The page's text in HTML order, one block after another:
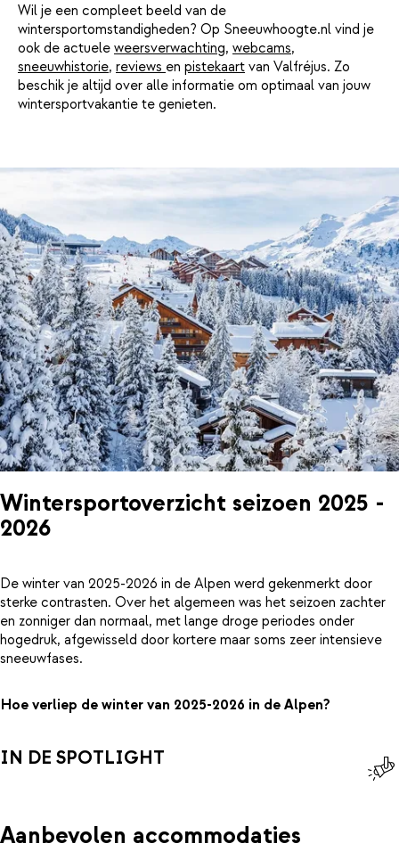
Wil je een compleet beeld van de
wintersportomstandigheden? Op Sneeuwhoogte.nl vind je
ook de actuele weersverwachting, webcams,
sneeuwhistorie, reviews en pistekaart van Valfréjus. Zo
beschik je altijd over alle informatie om optimaal van jouw
wintersportvakantie te genieten.
Wintersportoverzicht seizoen 2025 -
2026
De winter van 2025-2026 in de Alpen werd gekenmerkt door
sterke contrasten. Over het algemeen was het seizoen zachter
en zonniger dan normaal, met lange droge periodes onder
hogedruk, afgewisseld door kortere maar soms zeer intensieve
sneeuwfases.
Hoe verliep de winter van 2025-2026 in de Alpen?
IN DE SPOTLIGHT
Aanbevolen accommodaties